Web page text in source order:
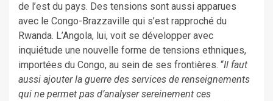
de l’est du pays. Des tensions sont aussi apparues
avec le Congo-Brazzaville qui s’est rapproché du
Rwanda. L’Angola, lui, voit se développer avec
inquiétude une nouvelle forme de tensions ethniques,
importées du Congo, au sein de ses frontières. “Il faut
aussi ajouter la guerre des services de renseignements
qui ne permet pas d’analyser sereinement ces